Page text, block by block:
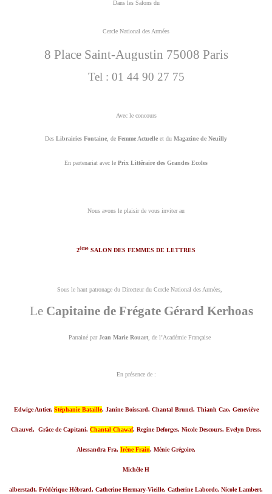
Dans les Salons du
Cercle National des Armées
8 Place Saint-Augustin 75008 Paris
Tel : 01 44 90 27 75
Avec le concours
Des Librairies Fontaine , de Femme Actuelle et du Magazine de Neuilly
En partenariat avec le Prix Littéraire des Grandes Ecoles
Nous avons le plaisir de vous inviter au
2ème SALON DES FEMMES DE LETTRES
Sous le haut patronage du Directeur du Cercle National des Armées,
Le Capitaine de Frégate Gérard Kerhoas
Parrainé parJean Marie Rouart , de l’Académie Française
En présence de :
Edwige Antier, Stéphanie Bataille, Janine Boissard, Chantal Brunel, Thianh Cao, Geneviève
Chauvel, Grâce de Capitani, Chantal Chawaf, Regine Deforges, Nicole Descours, Evelyn Dress,
Alessandra Fra, Irène Frain, Ménie Grégoire,
Michèle H
alberstadt, Frédérique Hébrard, Catherine Hermary-Vieille, Catherine Laborde, Nicole Lambert,